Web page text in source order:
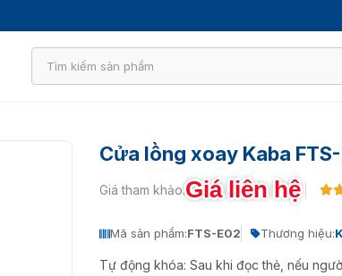
Cửa lồng xoay Kaba
Giá tham khảo:Giá liên hệ
Mã sản phẩm:FTS-E02 Thương hiệu:
Tự động khóa: Sau khi đọc thẻ, nếu